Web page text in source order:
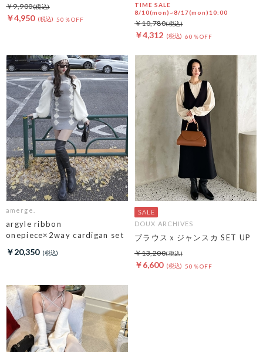
￥4,950 50％OFF
￥9,900
TIME SALE
8/10(mon)~8/17(mon)10:00
￥4,312 60％OFF
￥10,780
amerge.
argyle ribbon
onepiece×2way cardigan set
￥20,350
DOUX ARCHIVES
ブラウスｘジャンスカ SET UP
￥6,600 50％OFF
￥13,200